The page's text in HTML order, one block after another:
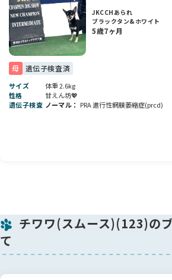
JKCCHあられ
ブラックタン&ホワイト
5歳7ヶ月
母 遺伝子検査済
サイズ
体重 2.6kg
性格
甘えん坊💖
遺伝子検査 ノーマル PRA 進行性網膜萎縮症(prcd)
チワワ(スムース)(123)の
て